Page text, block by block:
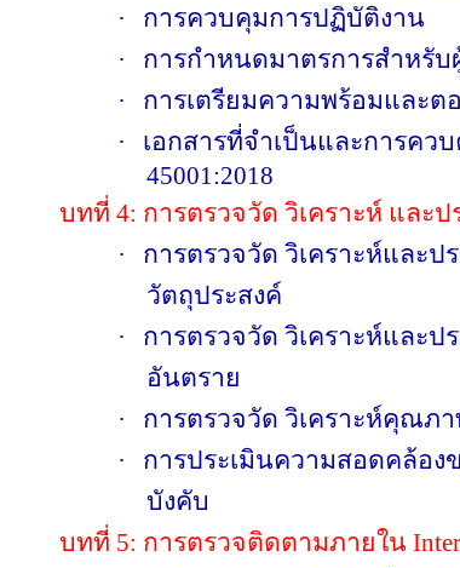
·
การควบคุมการปฏิบัติงาน
·
การกำหนดมาตรการสำหรั
·
การเตรียมความพร้อมและ
·
เอกสารที่จำเป็นและการคว
45001:2018
บทที่ 4: การตรวจวัด วิเคราะห์ และ
·
การตรวจวัด วิเคราะห์และป
วัตถุประสงค์
·
การตรวจวัด วิเคราะห์และป
อันตราย
·
การตรวจวัด วิเคราะห์คุณภ
·
การประเมินความสอดคล้อ
บังคับ
บทที่ 5: การตรวจติดตามภายใน